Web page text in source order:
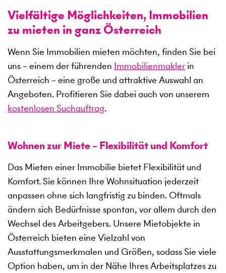
Vielfältige Möglichkeiten, Immobilien
zu mieten in ganz Österreich
Wenn Sie Immobilien mieten möchten, finden Sie bei
uns – einem der führenden Immobilienmakler in
Österreich – eine große und attraktive Auswahl an
Angeboten. Profitieren Sie dabei auch von unserem
kostenlosen Suchauftrag.
Wohnen zur Miete – Flexibilität und Komfort
Das Mieten einer Immobilie bietet Flexibilität und
Komfort. Sie können Ihre Wohnsituation jederzeit
anpassen ohne sich langfristig zu binden. Oftmals
ändern sich Bedürfnisse spontan, vor allem durch den
Wechsel des Arbeitgebers. Unsere Mietobjekte in
Österreich bieten eine Vielzahl von
Ausstattungsmerkmalen und Größen, sodass Sie viele
Option haben, um in der Nähe Ihres Arbeitsplatzes zu